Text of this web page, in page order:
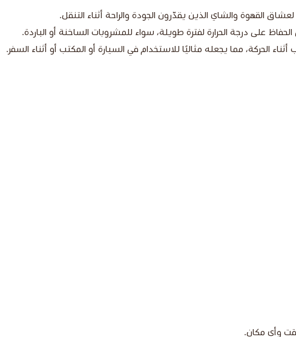
القهوة والشاي الذين يقدّرون الجودة والراحة أثناء التنقل.
على درجة الحرارة لفترة طويلة، سواء للمشروبات الساخنة أو الباردة.
الحركة، مما يجعله مثاليًا للاستخدام في السيارة أو المكتب أو أثناء السفر.
وأي مكان.